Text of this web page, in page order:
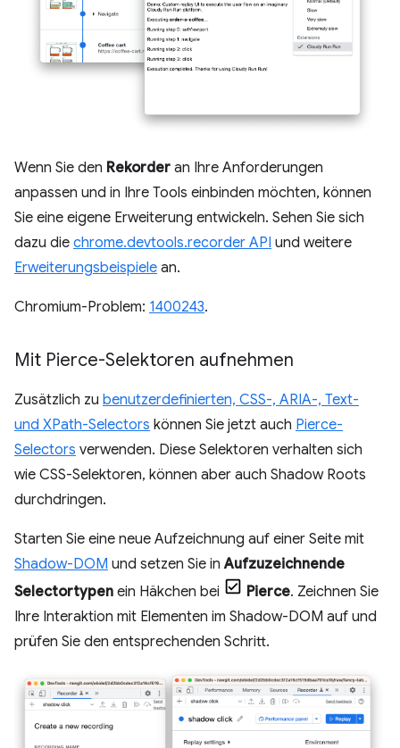
Wenn Sie den Rekorder an Ihre Anforderungen
anpassen und in Ihre Tools einbinden möchten, können
Sie eine eigene Erweiterung entwickeln. Sehen Sie sich
dazu die chrome.devtools.recorder API und weitere
Erweiterungsbeispiele an.
Chromium-Problem: 1400243.
Mit Pierce-Selektoren aufnehmen
Zusätzlich zu benutzerdefinierten, CSS-, ARIA-, Text-
und XPath-Selectors können Sie jetzt auch Pierce-
Selectors verwenden. Diese Selektoren verhalten sich
wie CSS-Selektoren, können aber auch Shadow Roots
durchdringen.
Starten Sie eine neue Aufzeichnung auf einer Seite mit
Shadow-DOM und setzen Sie inAufzuzeichnende
Selectortypen ein Häkchen bei Pierce. Zeichnen Sie
Ihre Interaktion mit Elementen im Shadow-DOM auf und
prüfen Sie den entsprechenden Schritt.